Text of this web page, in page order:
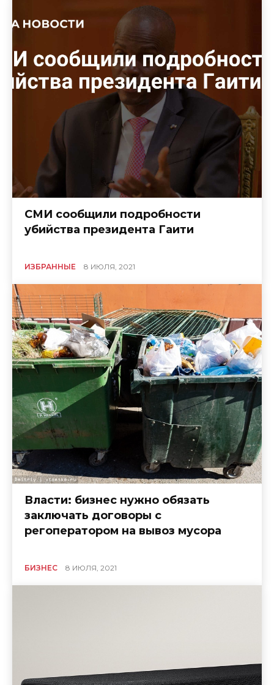
СМИ сообщили подробности
убийства президента Гаити
ИЗБРАННЫЕ 8 ИЮЛЯ, 2021
Власти: бизнес нужно обязать
заключать договоры с
регоператором на вывоз мусора
БИЗНЕС 8 ИЮЛЯ, 2021